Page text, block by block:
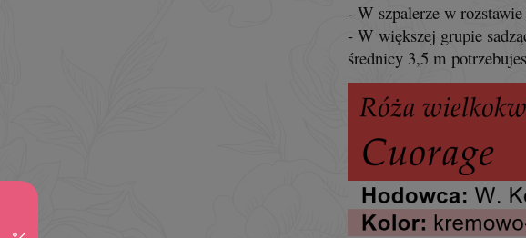
- W szpalerze w
- W większej grupie
średnicy 3,5 m